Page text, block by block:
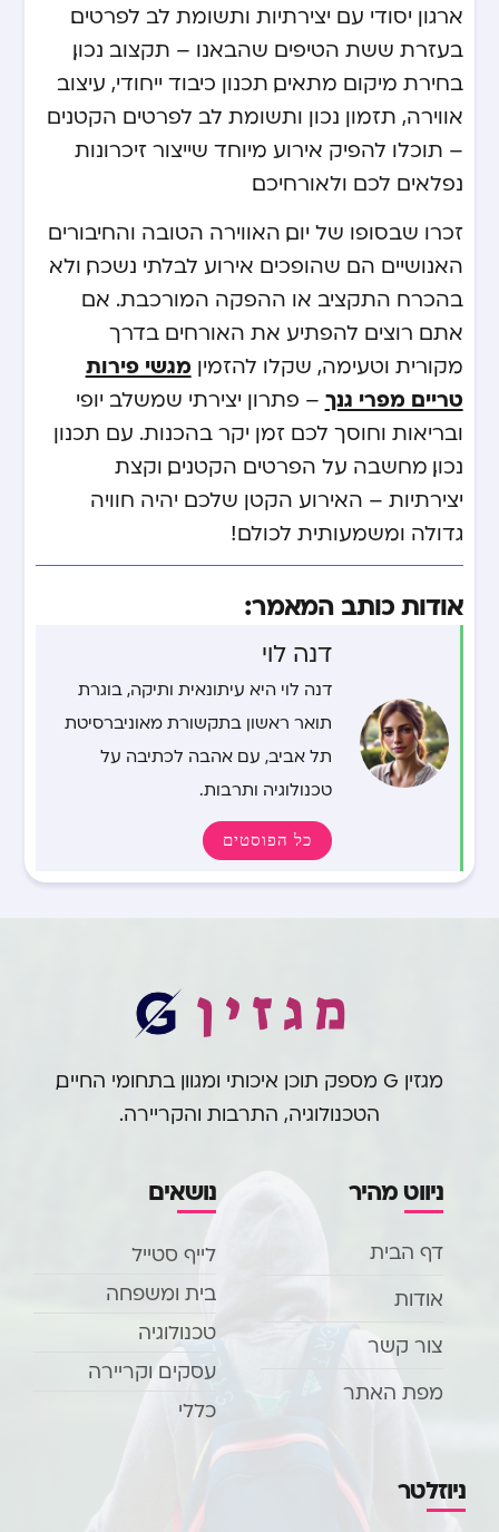
ארגון יסודי עם יצירתיות ותשומת לב לפרטים.
בעזרת ששת הטיפים שהבאנו – תקצוב נכון,
בחירת מיקום מתאים, תכנון כיבוד ייחודי, עיצוב
אווירה, תזמון נכון ותשומת לב לפרטים הקטנים
– תוכלו להפיק אירוע מיוחד שייצור זיכרונות
נפלאים לכם ולאורחיכם.
זכרו שבסופו של יום, האווירה הטובה והחיבורים
האנושיים הם שהופכים אירוע לבלתי נשכח, ולא
בהכרח התקציב או ההפקה המורכבת. אם
אתם רוצים להפתיע את האורחים בדרך
מקורית וטעימה, שקלו להזמין מגשי פירות
טריים מפרי גנך – פתרון יצירתי שמשלב יופי
ובריאות וחוסך לכם זמן יקר בהכנות. עם תכנון
נכון, מחשבה על הפרטים הקטנים, וקצת
יצירתיות – האירוע הקטן שלכם יהיה חוויה
גדולה ומשמעותית לכולם!
אודות כותב המאמר:
דנה לוי
דנה לוי היא עיתונאית ותיקה, בוגרת
תואר ראשון בתקשורת מאוניברסיטת
תל אביב, עם אהבה לכתיבה על
טכנולוגיה ותרבות.
כל הפוסטים
מגזין G מספק תוכן איכותי ומגוון בתחומי החיים,
הטכנולוגיה, התרבות והקריירה.
ניווט מהיר
דף הבית
אודות
צור קשר
מפת האתר
נושאים
לייף סטייל
בית ומשפחה
טכנולוגיה
עסקים וקריירה
כללי
ניוזלטר